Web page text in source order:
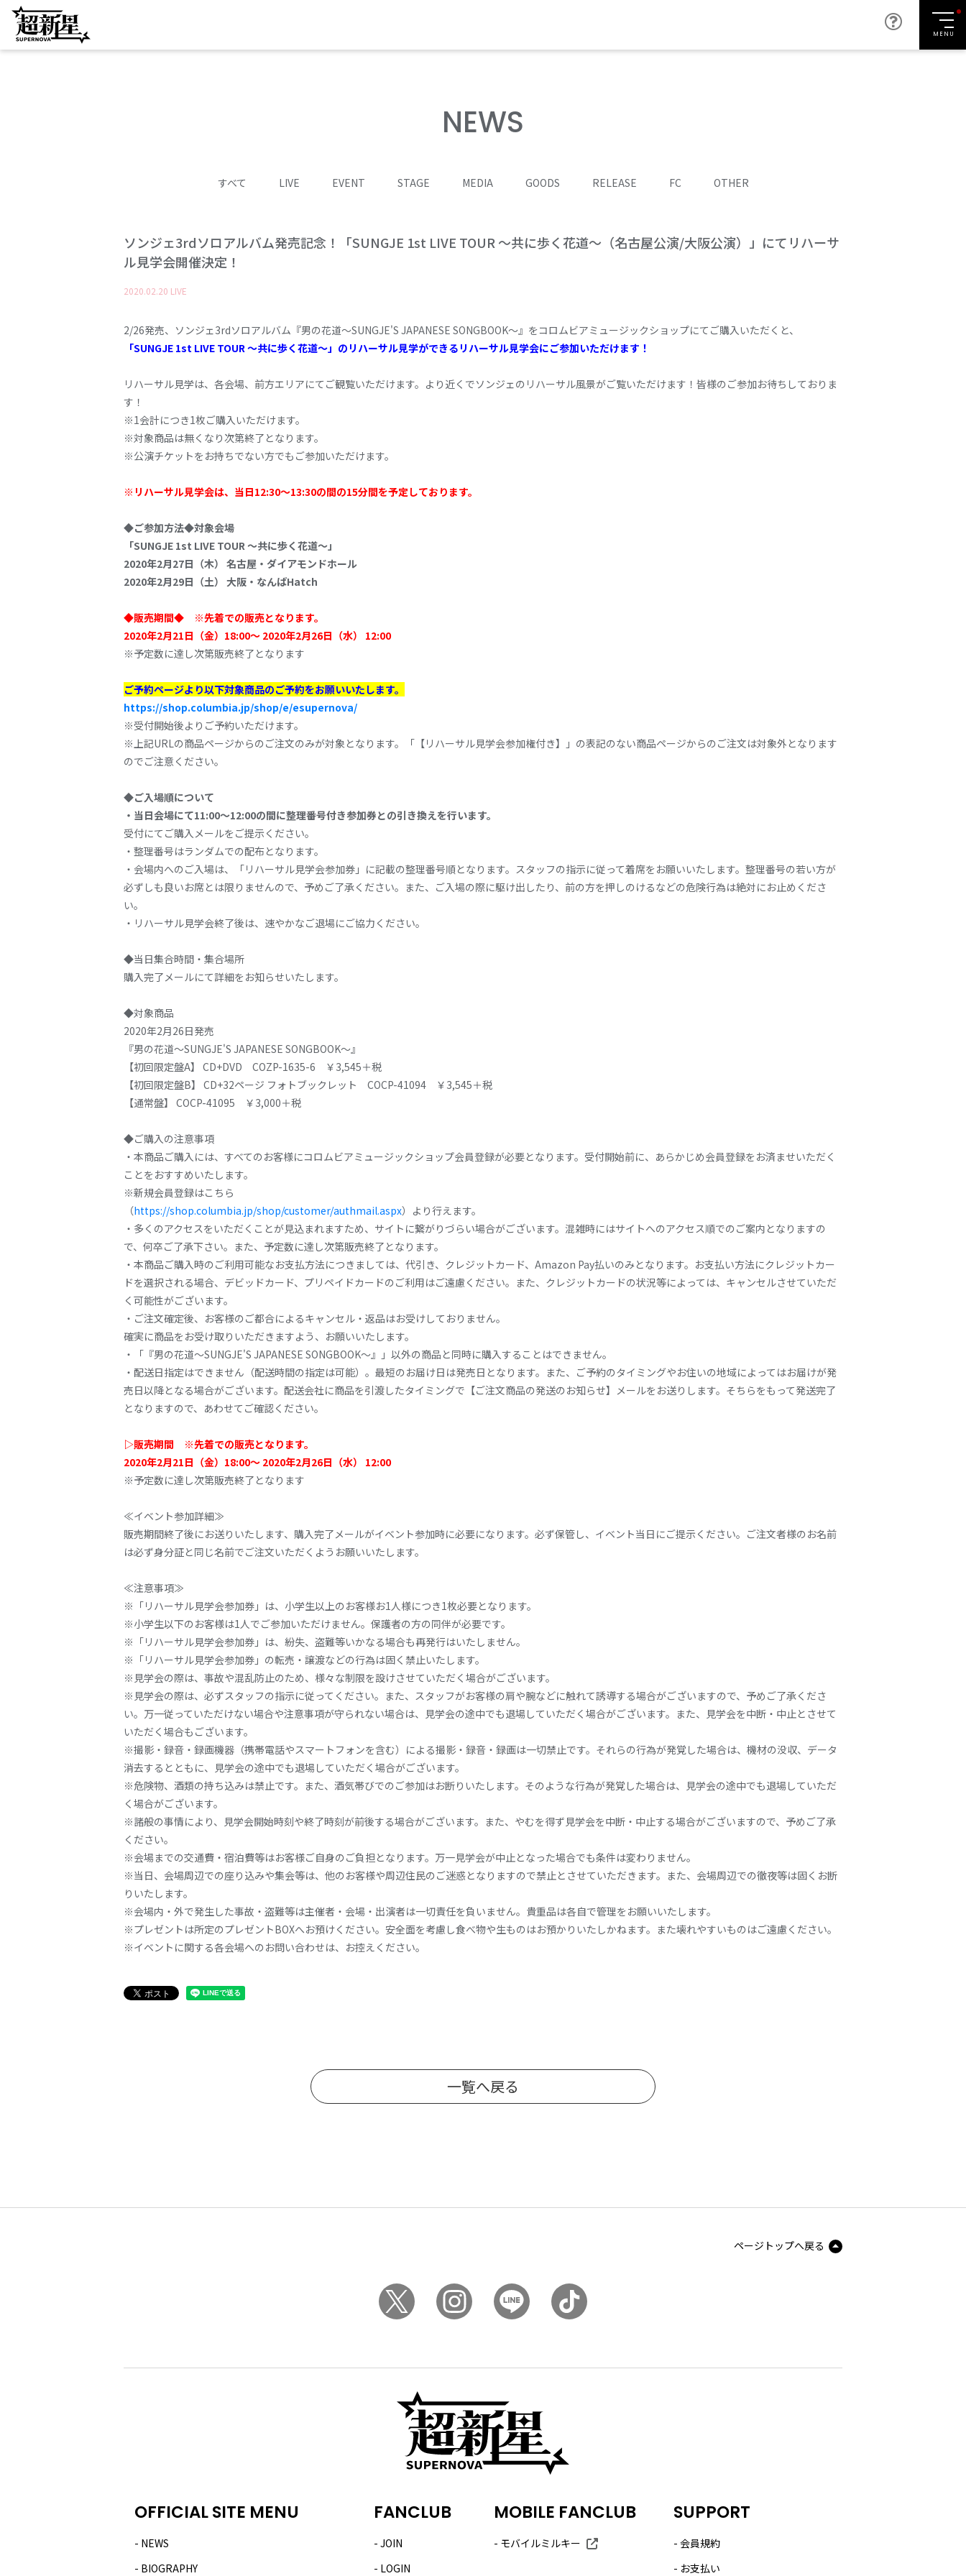
MENU
NEWS
すべて LIVE EVENT STAGE MEDIA GOODS RELEASE FC OTHER
ソンジェ3rdソロアルバム発売記念！「SUNGJE 1st LIVE TOUR 〜共に歩く花道〜（名古屋公演/大阪公演）」にてリハーサ
ル見学会開催決定！
2020.02.20 LIVE
2/26発売、ソンジェ3rdソロアルバム『男の花道〜SUNGJE'S JAPANESE SONGBOOK〜』をコロムビアミュージックショップにてご購入いただくと、
「SUNGJE 1st LIVE TOUR 〜共に歩く花道〜」のリハーサル見学ができるリハーサル見学会にご参加いただけます！
リハーサル見学は、各会場、前方エリアにてご観覧いただけます。より近くでソンジェのリハーサル風景がご覧いただけます！皆様のご参加お待ちしておりま
す！
※1会計につき1枚ご購入いただけます。
※対象商品は無くなり次第終了となります。
※公演チケットをお持ちでない方でもご参加いただけます。
※リハーサル見学会は、当日12:30～13:30の間の15分間を予定しております。
◆ご参加方法◆対象会場
「SUNGJE 1st LIVE TOUR 〜共に歩く花道〜」
2020年2月27日（木） 名古屋・ダイアモンドホール
2020年2月29日（土） 大阪・なんばHatch
◆販売期間◆ ※先着での販売となります。
2020年2月21日（金）18:00～ 2020年2月26日（水） 12:00
※予定数に達し次第販売終了となります
ご予約ページより以下対象商品のご予約をお願いいたします。
https://shop.columbia.jp/shop/e/esupernova/
※受付開始後よりご予約いただけます。
※上記URLの商品ページからのご注文のみが対象となります。「【リハーサル見学会参加権付き】」の表記のない商品ページからのご注文は対象外となります
のでご注意ください。
◆ご入場順について
・当日会場にて11:00～12:00の間に整理番号付き参加券との引き換えを行います。
受付にてご購入メールをご提示ください。
・整理番号はランダムでの配布となります。
・会場内へのご入場は、「リハーサル見学会参加券」に記載の整理番号順となります。スタッフの指示に従って着席をお願いいたします。整理番号の若い方が
必ずしも良いお席とは限りませんので、予めご了承ください。また、ご入場の際に駆け出したり、前の方を押しのけるなどの危険行為は絶対にお止めくださ
い。
・リハーサル見学会終了後は、速やかなご退場にご協力ください。
◆当日集合時間・集合場所
購入完了メールにて詳細をお知らせいたします。
◆対象商品
2020年2月26日発売
『男の花道〜SUNGJE'S JAPANESE SONGBOOK〜』
【初回限定盤A】 CD+DVD COZP-1635-6 ￥3,545＋税
【初回限定盤B】 CD+32ページ フォトブックレット COCP-41094 ￥3,545＋税
【通常盤】 COCP-41095 ￥3,000＋税
◆ご購入の注意事項
・本商品ご購入には、すべてのお客様にコロムビアミュージックショップ会員登録が必要となります。受付開始前に、あらかじめ会員登録をお済ませいただく
ことをおすすめいたします。
※新規会員登録はこちら
（https://shop.columbia.jp/shop/customer/authmail.aspx）より行えます。
・多くのアクセスをいただくことが見込まれますため、サイトに繋がりづらい場合がございます。混雑時にはサイトへのアクセス順でのご案内となりますの
で、何卒ご了承下さい。また、予定数に達し次第販売終了となります。
・本商品ご購入時のご利用可能なお支払方法につきましては、代引き、クレジットカード、Amazon Pay払いのみとなります。お支払い方法にクレジットカー
ドを選択される場合、デビッドカード、プリペイドカードのご利用はご遠慮ください。また、クレジットカードの状況等によっては、キャンセルさせていただ
く可能性がございます。
・ご注文確定後、お客様のご都合によるキャンセル・返品はお受けしておりません。
確実に商品をお受け取りいただきますよう、お願いいたします。
・「『男の花道〜SUNGJE'S JAPANESE SONGBOOK〜』」以外の商品と同時に購入することはできません。
・配送日指定はできません（配送時間の指定は可能）。最短のお届け日は発売日となります。また、ご予約のタイミングやお住いの地域によってはお届けが発
売日以降となる場合がございます。配送会社に商品を引渡したタイミングで【ご注文商品の発送のお知らせ】メールをお送りします。そちらをもって発送完了
となりますので、あわせてご確認ください。
▷販売期間 ※先着での販売となります。
2020年2月21日（金）18:00～ 2020年2月26日（水） 12:00
※予定数に達し次第販売終了となります
≪イベント参加詳細≫
販売期間終了後にお送りいたします、購入完了メールがイベント参加時に必要になります。必ず保管し、イベント当日にご提示ください。ご注文者様のお名前
は必ず身分証と同じ名前でご注文いただくようお願いいたします。
≪注意事項≫
※「リハーサル見学会参加券」は、小学生以上のお客様お1人様につき1枚必要となります。
※小学生以下のお客様は1人でご参加いただけません。保護者の方の同伴が必要です。
※「リハーサル見学会参加券」は、紛失、盗難等いかなる場合も再発行はいたしません。
※「リハーサル見学会参加券」の転売・譲渡などの行為は固く禁止いたします。
※見学会の際は、事故や混乱防止のため、様々な制限を設けさせていただく場合がございます。
※見学会の際は、必ずスタッフの指示に従ってください。また、スタッフがお客様の肩や腕などに触れて誘導する場合がございますので、予めご了承くださ
い。万一従っていただけない場合や注意事項が守られない場合は、見学会の途中でも退場していただく場合がございます。また、見学会を中断・中止とさせて
いただく場合もございます。
※撮影・録音・録画機器（携帯電話やスマートフォンを含む）による撮影・録音・録画は一切禁止です。それらの行為が発覚した場合は、機材の没収、データ
消去するとともに、見学会の途中でも退場していただく場合がございます。
※危険物、酒類の持ち込みは禁止です。また、酒気帯びでのご参加はお断りいたします。そのような行為が発覚した場合は、見学会の途中でも退場していただ
く場合がございます。
※諸般の事情により、見学会開始時刻や終了時刻が前後する場合がございます。また、やむを得ず見学会を中断・中止する場合がございますので、予めご了承
ください。
※会場までの交通費・宿泊費等はお客様ご自身のご負担となります。万一見学会が中止となった場合でも条件は変わりません。
※当日、会場周辺での座り込みや集会等は、他のお客様や周辺住民のご迷惑となりますので禁止とさせていただきます。また、会場周辺での徹夜等は固くお断
りいたします。
※会場内・外で発生した事故・盗難等は主催者・会場・出演者は一切責任を負いません。貴重品は各自で管理をお願いいたします。
※プレゼントは所定のプレゼントBOXへお預けください。安全面を考慮し食べ物や生ものはお預かりいたしかねます。また壊れやすいものはご遠慮ください。
※イベントに関する各会場へのお問い合わせは、お控えください。
一覧へ戻る
ページトップへ戻る
OFFICIAL SITE MENU
NEWS
BIOGRAPHY
FANCLUB
JOIN
LOGIN
MOBILE FANCLUB
モバイルミルキー
SUPPORT
会員規約
お支払い